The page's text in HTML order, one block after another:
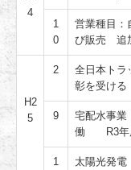
4
1
0
営業種目：
び販売 追
H2
5
2
全日本トラ
彰を受ける
9
宅配水事業
働 R3年
1
太陽光発